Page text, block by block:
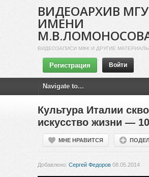
ВИДЕОАРХИВ МГУ
ИМЕНИ
ВИДЕОЗАПИСИ МФК И ДРУГИЕ МАТЕРИАЛЫ
Регистрация Войти
Культура Италии
искусство жизни — 10
МНЕ НРАВИТСЯ
Добавлено: Сергей Федоров 08.05.2014